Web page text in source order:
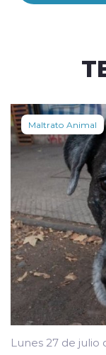
Maltrato Animal
Lunes 27 de julio